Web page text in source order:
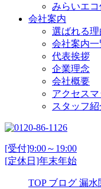
みらいエコ
会社案内
選ばれる理
会社案内一
代表挨拶
企業理念
会社概要
アクセス
スタッフ紹
[受付]9:00～19:00
[定休日]年末年始
TOP ブログ 漏水